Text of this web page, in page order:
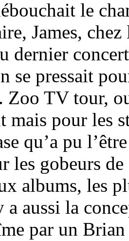
le
James,
dernier
se pressait
Zoo TV tour,
mais pour les
qu’a pu
les gobeurs
albums, les
a aussi la
par un